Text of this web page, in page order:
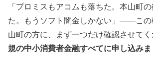
「プロミスもアコムも落ちた。本山町
た。もうソフト闇金しかない」——この
山町の方に、まず一つだけ確認させて
規の中小消費者金融すべてに申し込みま